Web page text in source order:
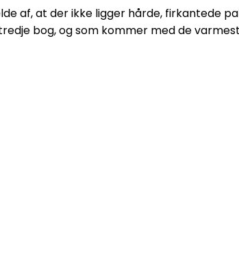
af, at der ikke ligger hårde, firkantede
bog, og som kommer med de